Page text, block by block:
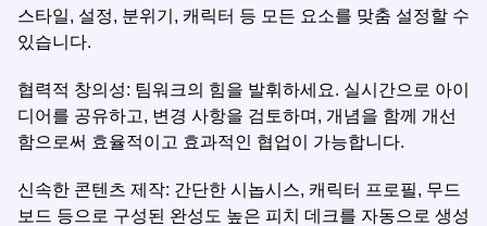
스타일, 설정, 분위기, 캐릭터 등 모든 요소를 맞춤 설정할 수
있습니다.
협력적 창의성: 팀워크의 힘을 발휘하세요. 실시간으로 아이
디어를 공유하고, 변경 사항을 검토하며, 개념을 함께 개선
함으로써 효율적이고 효과적인 협업이 가능합니다.
신속한 콘텐츠 제작: 간단한 시놉시스, 캐릭터 프로필, 무드
보드 등으로 구성된 완성도 높은 피치 데크를 자동으로 생성